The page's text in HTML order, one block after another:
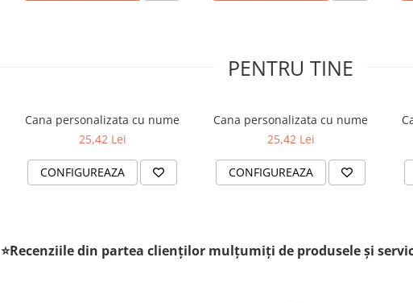
PENTRU TINE
Cana personalizata cu nume
25,42 Lei
CONFIGUREAZA
Cana personalizata cu nume
25,42 Lei
CONFIGUREAZA
⭐Recenziile din partea clienților mulțumiți de produsele și